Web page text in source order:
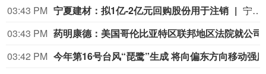
03:43 PM 宁夏建材：拟1亿-2亿元回购股份用于注销
宁夏建材公告称，公司拟以集中竞价交易方式回购股份，资金总额不低于1亿元且不超过2亿元，回购价格不超过19.47元/股，回购期限为自股东会审议通过回购方案之日起3个月内。回购股份将用于注销，预计回购数量为513.61万-1027.22万股，占总股本的1.07%-2.15%。本次回购尚需股东会审议，存在未通过、无法实施等风险。
03:43 PM
03:42 PM